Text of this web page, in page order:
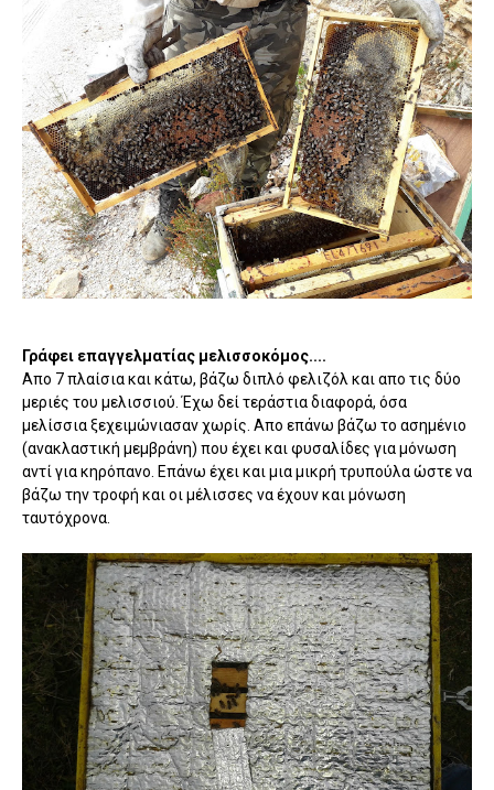
Γράφει επαγγελματίας μελισσοκόμος....
Απο 7 πλαίσια και κάτω, βάζω διπλό φελιζόλ και απο τις δύο
μεριές του μελισσιού. Έχω δεί τεράστια διαφορά, όσα
μελίσσια ξεχειμώνιασαν χωρίς. Απο επάνω βάζω το ασημένιο
(ανακλαστική μεμβράνη) που έχει και φυσαλίδες για μόνωση
αντί για κηρόπανο. Επάνω έχει και μια μικρή τρυπούλα ώστε να
βάζω την τροφή και οι μέλισσες να έχουν και μόνωση
ταυτόχρονα.